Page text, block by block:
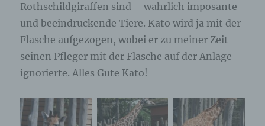
Rothschildgiraffen sind – wahrlich imposante
und beeindruckende Tiere. Kato wird ja mit der
Flasche aufgezogen, wobei er zu meiner Zeit
seinen Pfleger mit der Flasche auf der Anlage
ignorierte. Alles Gute Kato!